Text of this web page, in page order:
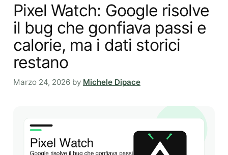
Pixel Watch: Google risolve
il bug che gonfiava passi e
calorie, ma i dati storici
restano
Marzo 24, 2026 by Michele Dipace